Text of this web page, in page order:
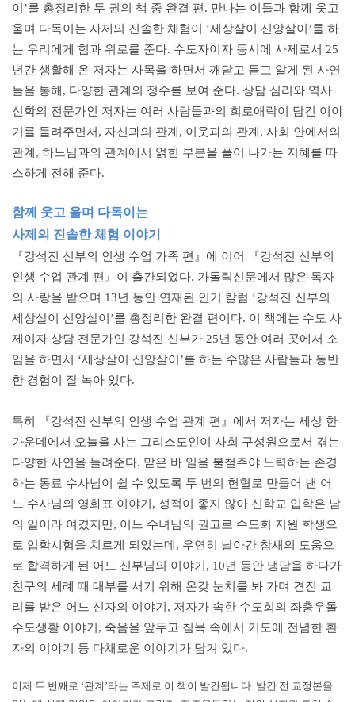
이’를 총정리한 두 권의 책 중 완결 편. 만나는 이들과 함께 웃고
울며 다독이는 사제의 진솔한 체험이 ‘세상살이 신앙살이’를 하
는 우리에게 힘과 위로를 준다. 수도자이자 동시에 사제로서 25
년간 생활해 온 저자는 사목을 하면서 깨닫고 듣고 알게 된 사연
들을 통해, 다양한 관계의 정수를 보여 준다. 상담 심리와 역사
신학의 전문가인 저자는 여러 사람들과의 희로애락이 담긴 이야
기를 들려주면서, 자신과의 관계, 이웃과의 관계, 사회 안에서의
관계, 하느님과의 관계에서 얽힌 부분을 풀어 나가는 지혜를 따
스하게 전해 준다.
함께 웃고 울며 다독이는
사제의 진솔한 체험 이야기
『강석진 신부의 인생 수업 가족 편』에 이어 『강석진 신부의
인생 수업 관계 편』이 출간되었다. 가톨릭신문에서 많은 독자
의 사랑을 받으며 13년 동안 연재된 인기 칼럼 ‘강석진 신부의
세상살이 신앙살이’를 총정리한 완결 편이다. 이 책에는 수도 사
제이자 상담 전문가인 강석진 신부가 25년 동안 여러 곳에서 소
임을 하면서 ‘세상살이 신앙살이’를 하는 수많은 사람들과 동반
한 경험이 잘 녹아 있다.
특히 『강석진 신부의 인생 수업 관계 편』에서 저자는 세상 한
가운데에서 오늘을 사는 그리스도인이 사회 구성원으로서 겪는
다양한 사연을 들려준다. 맡은 바 일을 불철주야 노력하는 존경
하는 동료 수사님이 쉴 수 있도록 두 번의 헌혈로 만들어 낸 어
느 수사님의 영화표 이야기, 성적이 좋지 않아 신학교 입학은 남
의 일이라 여겼지만, 어느 수녀님의 권고로 수도회 지원 학생으
로 입학시험을 치르게 되었는데, 우연히 날아간 참새의 도움으
로 합격하게 된 어느 신부님의 이야기, 10년 동안 냉담을 하다가
친구의 세례 때 대부를 서기 위해 온갖 눈치를 봐 가며 견진 교
리를 받은 어느 신자의 이야기, 저자가 속한 수도회의 좌충우돌
수도생활 이야기, 죽음을 앞두고 침묵 속에서 기도에 전념한 환
자의 이야기 등 다채로운 이야기가 담겨 있다.
이제 두 번째로 ‘관계’라는 주제로 이 책이 발간됩니다. 발간 전 교정본을